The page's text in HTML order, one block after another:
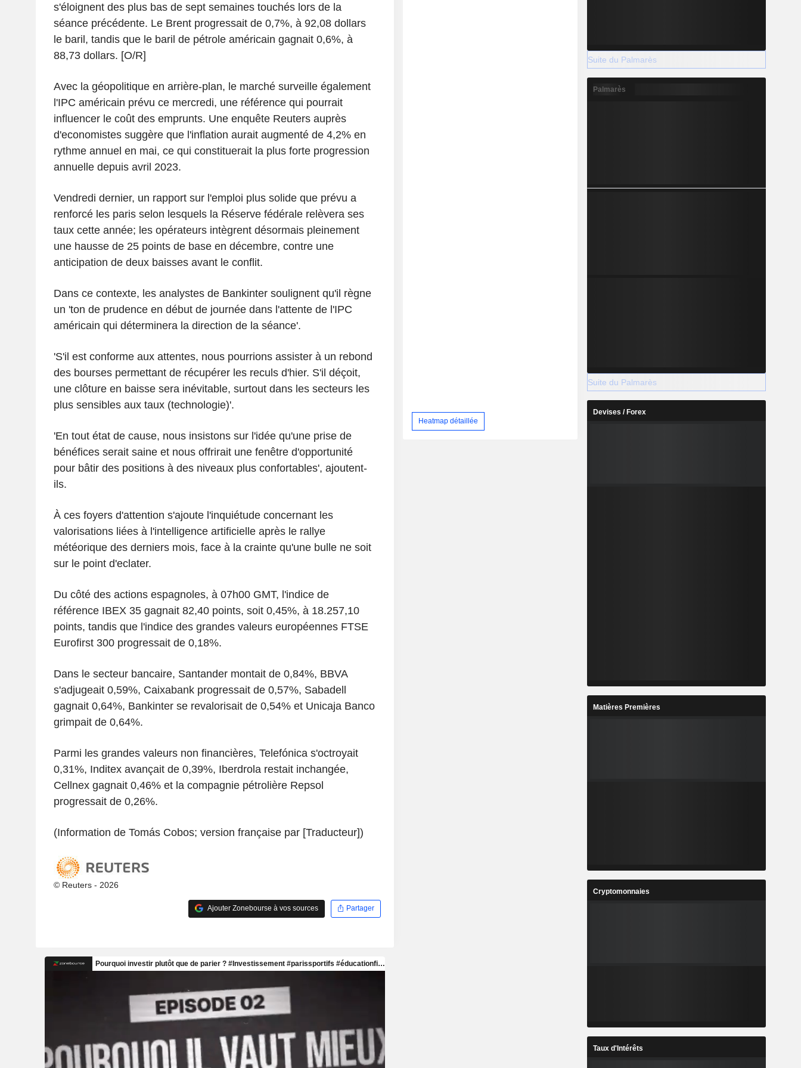
s'éloignent des plus bas de sept semaines touchés lors de la
séance précédente. Le Brent progressait de 0,7%, à 92,08 dollars
le baril, tandis que le baril de pétrole américain gagnait 0,6%, à
88,73 dollars. [O/R]
Avec la géopolitique en arrière-plan, le marché surveille également
l'IPC américain prévu ce mercredi, une référence qui pourrait
influencer le coût des emprunts. Une enquête Reuters auprès
d'economistes suggère que l'inflation aurait augmenté de 4,2% en
rythme annuel en mai, ce qui constituerait la plus forte progression
annuelle depuis avril 2023.
Vendredi dernier, un rapport sur l'emploi plus solide que prévu a
renforcé les paris selon lesquels la Réserve fédérale relèvera ses
taux cette année; les opérateurs intègrent désormais pleinement
une hausse de 25 points de base en décembre, contre une
anticipation de deux baisses avant le conflit.
Dans ce contexte, les analystes de Bankinter soulignent qu'il règne
un 'ton de prudence en début de journée dans l'attente de l'IPC
américain qui déterminera la direction de la séance'.
'S'il est conforme aux attentes, nous pourrions assister à un rebond
des bourses permettant de récupérer les reculs d'hier. S'il déçoit,
une clôture en baisse sera inévitable, surtout dans les secteurs les
plus sensibles aux taux (technologie)'.
'En tout état de cause, nous insistons sur l'idée qu'une prise de
bénéfices serait saine et nous offrirait une fenêtre d'opportunité
pour bâtir des positions à des niveaux plus confortables', ajoutent-
ils.
À ces foyers d'attention s'ajoute l'inquiétude concernant les
valorisations liées à l'intelligence artificielle après le rallye
météorique des derniers mois, face à la crainte qu'une bulle ne soit
sur le point d'eclater.
Du côté des actions espagnoles, à 07h00 GMT, l'indice de
référence IBEX 35 gagnait 82,40 points, soit 0,45%, à 18.257,10
points, tandis que l'indice des grandes valeurs européennes FTSE
Eurofirst 300 progressait de 0,18%.
Dans le secteur bancaire, Santander montait de 0,84%, BBVA
s'adjugeait 0,59%, Caixabank progressait de 0,57%, Sabadell
gagnait 0,64%, Bankinter se revalorisait de 0,54% et Unicaja Banco
grimpait de 0,64%.
Parmi les grandes valeurs non financières, Telefónica s'octroyait
0,31%, Inditex avançait de 0,39%, Iberdrola restait inchangée,
Cellnex gagnait 0,46% et la compagnie pétrolière Repsol
progressait de 0,26%.
(Information de Tomás Cobos; version française par [Traducteur])
© Reuters - 2026
Ajouter Zonebourse à vos sources Partager
Heatmap détaillée
Suite du Palmarès
Palmarès
Suite du Palmarès
Devises / Forex
Matières Premières
Cryptomonnaies
Taux d'Intérêts